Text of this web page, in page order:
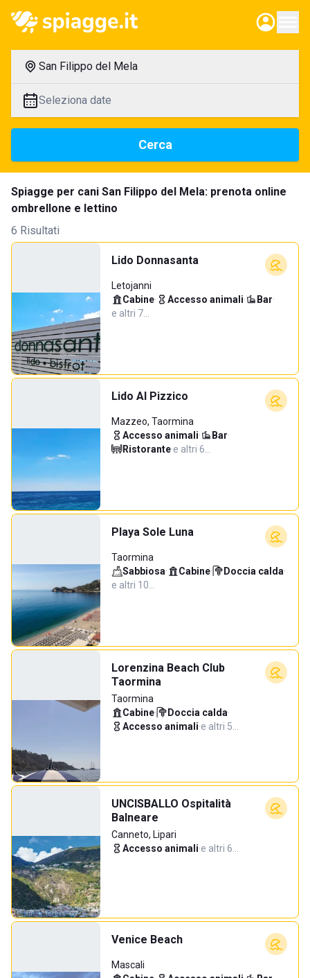
San Filippo del Mela
Seleziona date
Cerca
Spiagge per cani San Filippo del Mela: prenota online
ombrellone e lettino
6 Risultati
Lido Donnasanta
Letojanni
Cabine· Accesso animali· Bar·
e altri 7…
Lido Al Pizzico
Mazzeo, Taormina
Accesso animali· Bar·
Ristorante·e altri 6…
Playa Sole Luna
Taormina
Sabbiosa· Cabine· Doccia calda·
e altri 10…
Lorenzina Beach Club
Taormina
Taormina
Cabine· Doccia calda·
Accesso animali·e altri 5…
UNCISBALLO Ospitalità
Balneare
Canneto, Lipari
Accesso animali·e altri 6…
Venice Beach
Mascali